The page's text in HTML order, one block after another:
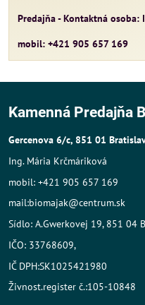
Predajňa - Kontaktná osoba:
mobil: +421 905 657 169
Kamenná Predajňa
Gercenova 6/c, 851 01
Ing. Mária Krčmáriková
mobil: +421 905 657 169
mail:biomajak@centrum.sk
Sídlo: A.Gwerkovej 19, 851 04
IČO: 33768609,
IČ DPH:SK1025421980
Živnost.register č.:105-10848